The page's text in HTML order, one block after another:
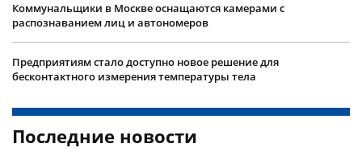
Коммунальщики в Москве оснащаются камерами с
распознаванием лиц и автономеров
Предприятиям стало доступно новое решение для
бесконтактного измерения температуры тела
Последние новости